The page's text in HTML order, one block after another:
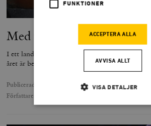
Med väskan full av peso
I ett land där småföretag måste lämna in 1 500
året är behoven av ekonomiska reformer enorma.
Publicerad
Författare
FUNKTIONER
ACCEPTERA ALLA
AVVISA ALLT
VISA DETALJER